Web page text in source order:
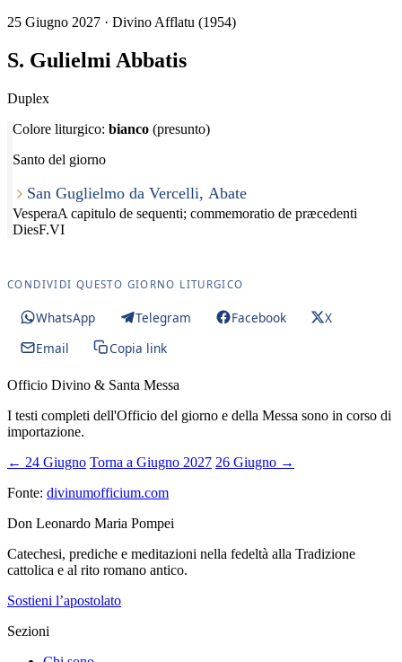
25 Giugno 2027 · Divino Afflatu (1954)
S. Gulielmi Abbatis
Duplex
Colore liturgico: bianco (presunto)
Santo del giorno
San Guglielmo da Vercelli, Abate
VesperaA capitulo de sequenti; commemoratio de præcedenti
DiesF.VI
CONDIVIDI QUESTO GIORNO LITURGICO
WhatsApp Telegram Facebook
X
Email
Copia link
Officio Divino & Santa Messa
I testi completi dell'Officio del giorno e della Messa sono in corso di
importazione.
← 24 Giugno Torna a Giugno 2027 26 Giugno →
Fonte: divinumofficium.com
Don Leonardo Maria Pompei
Catechesi, prediche e meditazioni nella fedeltà alla Tradizione
cattolica e al rito romano antico.
Sostieni l’apostolato
Sezioni